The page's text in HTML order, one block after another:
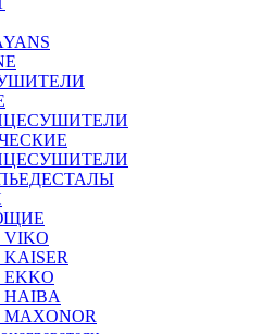
VIKO
KAISER
EKKO
HAIBA
MAXONOR